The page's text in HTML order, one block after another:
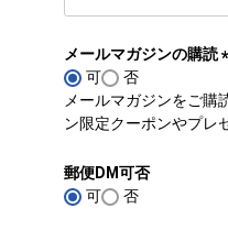
須
メールマガジンの購読
可
否
メールマガジンをご購
ン限定クーポンやプレ
郵便DM可否
可
否